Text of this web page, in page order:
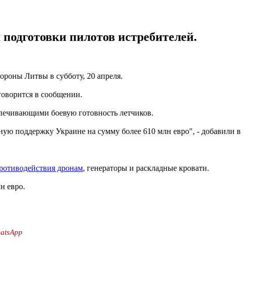
пилотов истребителей.
Литвы в субботу, 20 апреля.
в сообщении.
боевую готовность летчиков.
поддержку Украине на сумму более 610 млн евро", - добавили в
дронам, генераторы и раскладные кровати.
евро.